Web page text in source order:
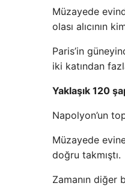
Müzayede
olası alıcının
Paris’in
iki katından
Yaklaşık 120
Napolyon’un
Müzayede
doğru takmıştı.
Zamanın diğer